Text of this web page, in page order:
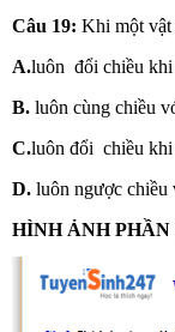
Câu 19: Khi một vật
A.luôn đổi chiều khi
B. luôn cùng chiều
C.luôn đổi chiều khi
D. luôn ngược chiều
HÌNH ẢNH